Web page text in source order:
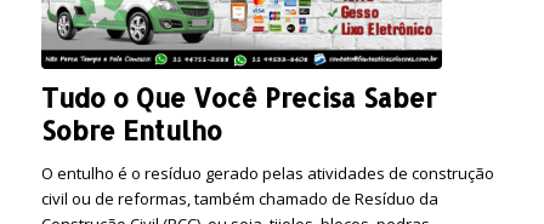
Tudo o Que Você Precisa Saber
Sobre Entulho
O entulho é o resíduo gerado pelas atividades de construção
civil ou de reformas, também chamado de Resíduo da